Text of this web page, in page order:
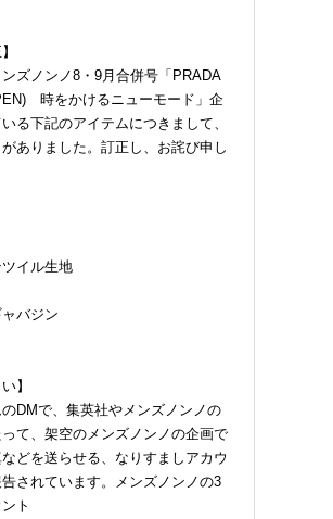
ズノンノ8・9月合併号「PRADA
時をかけるニューモード」企
る下記のアイテムにつきまして、
ありました。訂正し、お詫び申し
イル生地
バジン
】
DMで、集英社やメンズノンノの
て、架空のメンズノンノの企画で
どを送らせる、なりすましアカウ
されています。メンズノンノの3
ト